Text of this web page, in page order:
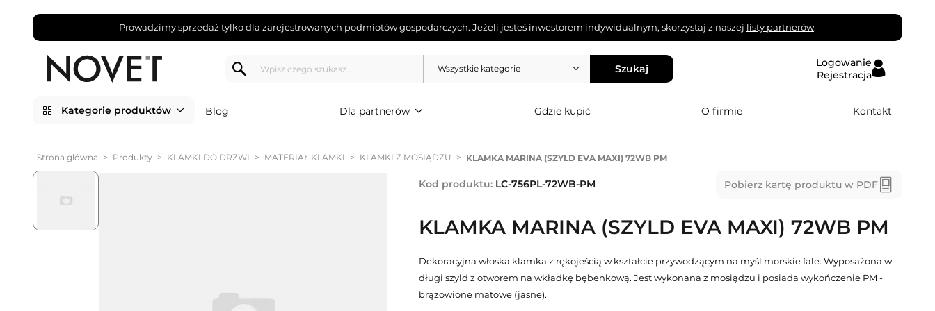
Prowadzimy sprzedaż tylko dla zarejestrowanych podmiotów gospodarczych. Jeżeli jesteś inwestorem indywidualnym, skorzystaj z naszej listy partnerów.
Wszystkie kategorie Szukaj
Logowanie
Rejestracja
Kategorie produktów Blog Dla partnerów Gdzie kupić O firmie Kontakt
Strona główna > Produkty > KLAMKI DO DRZWI > MATERIAŁ KLAMKI > KLAMKI Z MOSIĄDZU > KLAMKA MARINA (SZYLD EVA MAXI) 72WB PM
Kod produktu: LC-756PL-72WB-PM Pobierz kartę produktu w PDF
KLAMKA MARINA (SZYLD EVA MAXI) 72WB PM
Dekoracyjna włoska klamka z rękojeścią w kształcie przywodzącym na myśl morskie fale. Wyposażona w
długi szyld z otworem na wkładkę bębenkową. Jest wykonana z mosiądzu i posiada wykończenie PM -
brązowione matowe (jasne).